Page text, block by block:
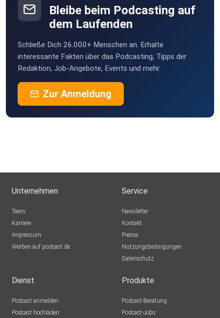
Bleibe beim Podcasting auf
dem Laufenden
Schließe Dich 26.000+ Menschen an. Erhalte
interessante Fakten über das Podcasting, Tipps der
Redaktion, Job-Angebote, Events und mehr.
Zur Anmeldung
Unternehmen
Team
Karriere
Impressum
Werben auf podcast.de
Service
Newsletter
Kontakt
Presse
Nutzungsbedingungen
Datenschutz
Dienst
Podcast anmelden
Podcast hochladen
Produkte
Podcast-Beratung
Podcast-Jobs